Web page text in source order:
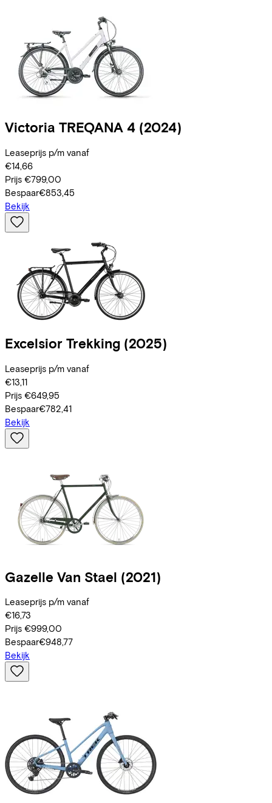
Victoria TREQANA 4 (2024)
Leaseprijs p/m vanaf
€14,66
Prijs €799,00
Bespaar€853,45
Bekijk
Excelsior Trekking (2025)
Leaseprijs p/m vanaf
€13,11
Prijs €649,95
Bespaar€782,41
Bekijk
Gazelle Van Stael (2021)
Leaseprijs p/m vanaf
€16,73
Prijs €999,00
Bespaar€948,77
Bekijk